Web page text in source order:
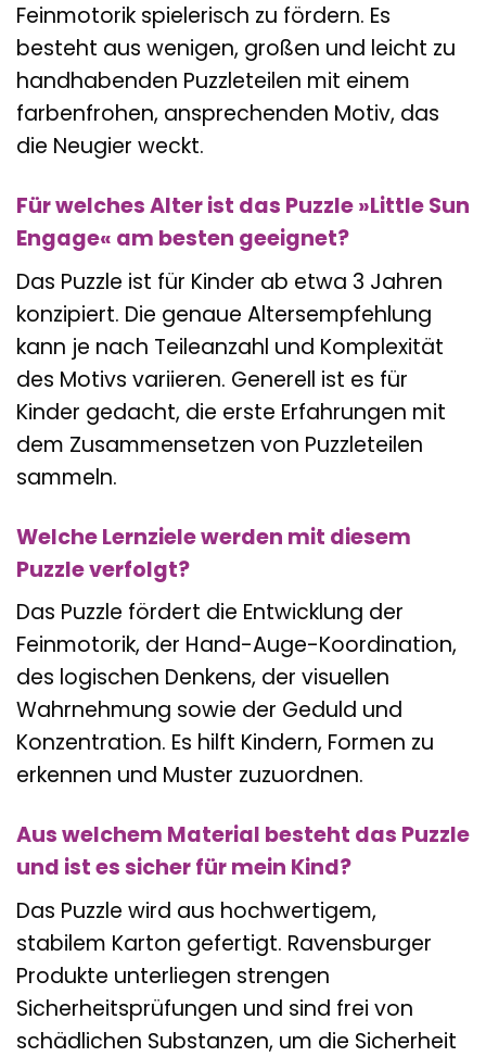
Feinmotorik spielerisch zu fördern. Es
besteht aus wenigen, großen und leicht zu
handhabenden Puzzleteilen mit einem
farbenfrohen, ansprechenden Motiv, das
die Neugier weckt.
Für welches Alter ist das Puzzle »Little Sun
Engage« am besten geeignet?
Das Puzzle ist für Kinder ab etwa 3 Jahren
konzipiert. Die genaue Altersempfehlung
kann je nach Teileanzahl und Komplexität
des Motivs variieren. Generell ist es für
Kinder gedacht, die erste Erfahrungen mit
dem Zusammensetzen von Puzzleteilen
sammeln.
Welche Lernziele werden mit diesem
Puzzle verfolgt?
Das Puzzle fördert die Entwicklung der
Feinmotorik, der Hand-Auge-Koordination,
des logischen Denkens, der visuellen
Wahrnehmung sowie der Geduld und
Konzentration. Es hilft Kindern, Formen zu
erkennen und Muster zuzuordnen.
Aus welchem Material besteht das Puzzle
und ist es sicher für mein Kind?
Das Puzzle wird aus hochwertigem,
stabilem Karton gefertigt. Ravensburger
Produkte unterliegen strengen
Sicherheitsprüfungen und sind frei von
schädlichen Substanzen, um die Sicherheit